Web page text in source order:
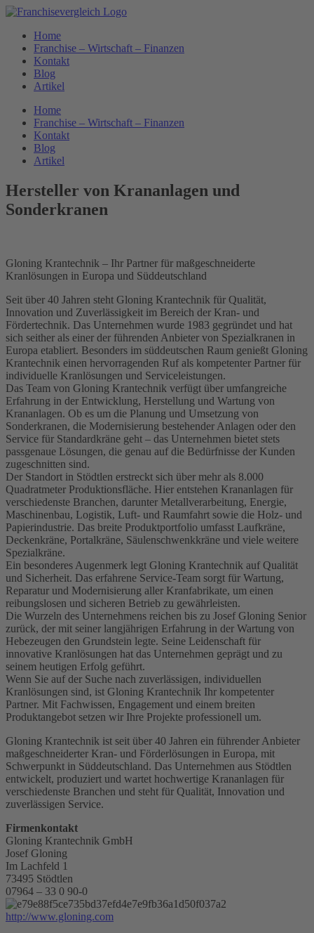
Zum
springenHome
Franchise – Wirtschaft – Finanzen
Kontakt
Blog
Artikel
Home
Franchise – Wirtschaft – Finanzen
Kontakt
Blog
Artikel
Hersteller von Krananlagen und
Sonderkranen
Gloning Krantechnik – Ihr Partner für maßgeschneiderte
Kranlösungen in Europa und Süddeutschland
Seit über 40 Jahren steht Gloning Krantechnik für Qualität,
Innovation und Zuverlässigkeit im Bereich der Kran- und
Fördertechnik. Das Unternehmen wurde 1983 gegründet und hat
sich seither als einer der führenden Anbieter von Spezialkranen in
Europa etabliert. Besonders im süddeutschen Raum genießt Gloning
Krantechnik einen hervorragenden Ruf als kompetenter Partner für
individuelle Kranlösungen und Serviceleistungen.
Das Team von Gloning Krantechnik verfügt über umfangreiche
Erfahrung in der Entwicklung, Herstellung und Wartung von
Krananlagen. Ob es um die Planung und Umsetzung von
Sonderkranen, die Modernisierung bestehender Anlagen oder den
Service für Standardkräne geht – das Unternehmen bietet stets
passgenaue Lösungen, die genau auf die Bedürfnisse der Kunden
zugeschnitten sind.
Der Standort in Stödtlen erstreckt sich über mehr als 8.000
Quadratmeter Produktionsfläche. Hier entstehen Krananlagen für
verschiedenste Branchen, darunter Metallverarbeitung, Energie,
Maschinenbau, Logistik, Luft- und Raumfahrt sowie die Holz- und
Papierindustrie. Das breite Produktportfolio umfasst Laufkräne,
Deckenkräne, Portalkräne, Säulenschwenkkräne und viele weitere
Spezialkräne.
Ein besonderes Augenmerk legt Gloning Krantechnik auf Qualität
und Sicherheit. Das erfahrene Service-Team sorgt für Wartung,
Reparatur und Modernisierung aller Kranfabrikate, um einen
reibungslosen und sicheren Betrieb zu gewährleisten.
Die Wurzeln des Unternehmens reichen bis zu Josef Gloning Senior
zurück, der mit seiner langjährigen Erfahrung in der Wartung von
Hebezeugen den Grundstein legte. Seine Leidenschaft für
innovative Kranlösungen hat das Unternehmen geprägt und zu
seinem heutigen Erfolg geführt.
Wenn Sie auf der Suche nach zuverlässigen, individuellen
Kranlösungen sind, ist Gloning Krantechnik Ihr kompetenter
Partner. Mit Fachwissen, Engagement und einem breiten
Produktangebot setzen wir Ihre Projekte professionell um.
Gloning Krantechnik ist seit über 40 Jahren ein führender Anbieter
maßgeschneiderter Kran- und Förderlösungen in Europa, mit
Schwerpunkt in Süddeutschland. Das Unternehmen aus Stödtlen
entwickelt, produziert und wartet hochwertige Krananlagen für
verschiedenste Branchen und steht für Qualität, Innovation und
zuverlässigen Service.
Firmenkontakt
Gloning Krantechnik GmbH
Josef Gloning
Im Lachfeld 1
73495 Stödtlen
07964 – 33 0 90-0
http://www.gloning.com